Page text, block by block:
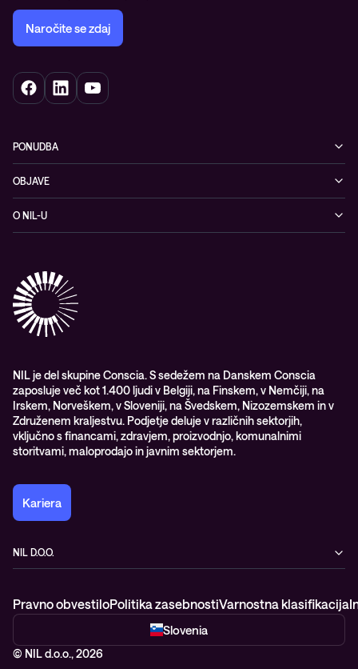
Naročite se zdaj
PONUDBA
Omrežje
Hibridni oblak
Izobraževanje
Upravljane IT storitve in podpora
Opazljivost
OBJAVE
Blogi
Videi
Vodiči
O NIL-U
Partnerji
Nagrade & priznanja industrije
WORK@NIL
Študenti
Trajnost in družbena odgovornost
NIL je del skupine Conscia. S sedežem na Danskem Conscia
zaposluje več kot 1.400 ljudi v Belgiji, na Finskem, v Nemčiji, na
Irskem, Norveškem, v Sloveniji, na Švedskem, Nizozemskem in v
Združenem kraljestvu. Podjetje deluje v različnih sektorjih,
vključno s financami, zdravjem, proizvodnjo, komunalnimi
storitvami, maloprodajo in javnim sektorjem.
Kariera
NIL D.O.O.
Slovenija
© NIL d.o.o., 2026
Pravno obvestiloPolitika zasebnostiVarnostna klasifikacija
Slovenia